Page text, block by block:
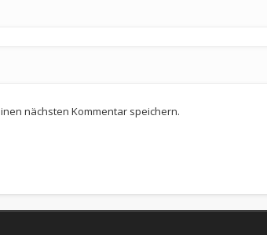
nächsten Kommentar speichern.